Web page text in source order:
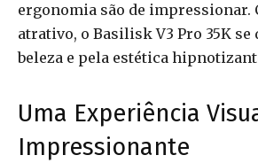
ergonomia são de impressionar.
atrativo, o Basilisk V3 Pro 35K se
beleza e pela estética
Uma Experiência
Impressionante